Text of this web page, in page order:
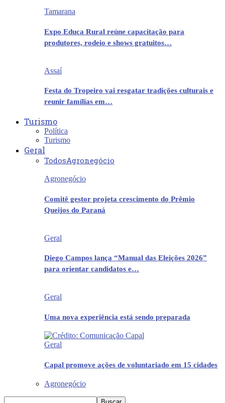
Tamarana
Expo Educa Rural reúne capacitação para
produtores, rodeio e shows gratuitos…
Assaí
Festa do Tropeiro vai resgatar tradições culturais e
reunir famílias em…
Turismo
Política
Turismo
Geral
TodosAgronegócio
Agronegócio
Comitê gestor projeta crescimento do Prêmio
Queijos do Paraná
Geral
Diego Campos lança “Manual das Eleições 2026”
para orientar candidatos e…
Geral
Uma nova experiência está sendo preparada
Geral
Capal promove ações de voluntariado em 15 cidades
Agronegócio